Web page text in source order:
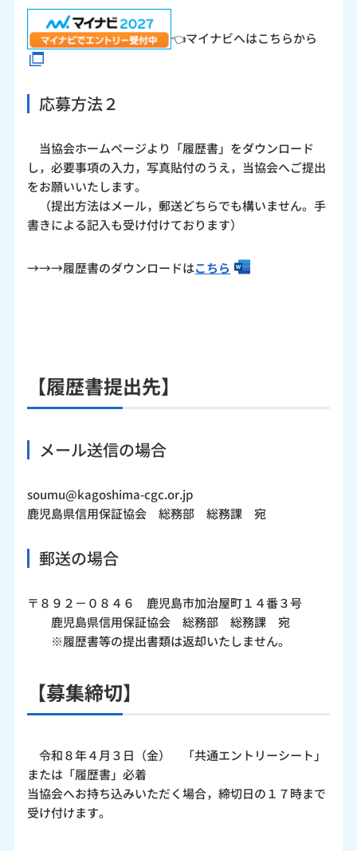
👈マイナビへはこちらから
応募方法２
当協会ホームページより「履歴書」をダウンロード
し，必要事項の入力，写真貼付のうえ，当協会へご提出
をお願いいたします。
（提出方法はメール，郵送どちらでも構いません。手
書きによる記入も受け付けております）
→→→履歴書のダウンロードはこちら
【履歴書提出先】
メール送信の場合
soumu@kagoshima-cgc.or.jp
鹿児島県信用保証協会 総務部 総務課 宛
郵送の場合
〒８９２－０８４６ 鹿児島市加治屋町１４番３号
鹿児島県信用保証協会 総務部 総務課 宛
※履歴書等の提出書類は返却いたしません。
【募集締切】
令和８年４月３日（金） 「共通エントリーシート」
または「履歴書」必着
当協会へお持ち込みいただく場合，締切日の１７時まで
受け付けます。